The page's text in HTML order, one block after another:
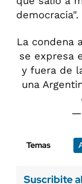
democracia".
La condena
se expresa
y fuera de
una
—
Temas
Suscribite